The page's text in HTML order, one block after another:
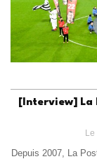
[Interview] La
Le
Depuis 2007, La